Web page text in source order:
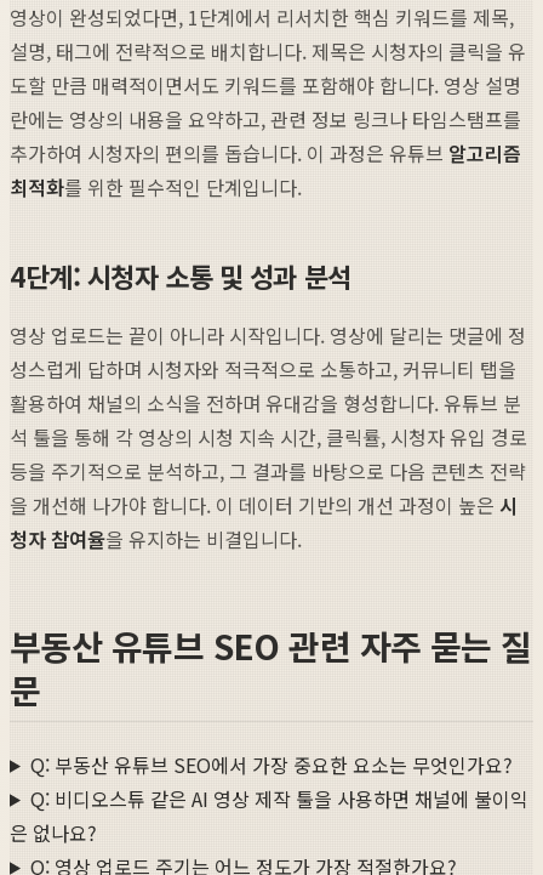
영상이 완성되었다면, 1단계에서 리서치한 핵심 키워드를 제목,
설명, 태그에 전략적으로 배치합니다. 제목은 시청자의 클릭을 유
도할 만큼 매력적이면서도 키워드를 포함해야 합니다. 영상 설명
란에는 영상의 내용을 요약하고, 관련 정보 링크나 타임스탬프를
추가하여 시청자의 편의를 돕습니다. 이 과정은 유튜브 알고리즘
최적화를 위한 필수적인 단계입니다.
4단계: 시청자 소통 및 성과 분석
영상 업로드는 끝이 아니라 시작입니다. 영상에 달리는 댓글에 정
성스럽게 답하며 시청자와 적극적으로 소통하고, 커뮤니티 탭을
활용하여 채널의 소식을 전하며 유대감을 형성합니다. 유튜브 분
석 툴을 통해 각 영상의 시청 지속 시간, 클릭률, 시청자 유입 경로
등을 주기적으로 분석하고, 그 결과를 바탕으로 다음 콘텐츠 전략
을 개선해 나가야 합니다. 이 데이터 기반의 개선 과정이 높은 시
청자 참여율을 유지하는 비결입니다.
부동산 유튜브 SEO 관련 자주 묻는 질
문
Q: 부동산 유튜브 SEO에서 가장 중요한 요소는 무엇인가요?
Q: 비디오스튜 같은 AI 영상 제작 툴을 사용하면 채널에 불이익
은 없나요?
Q: 영상 업로드 주기는 어느 정도가 가장 적절한가요?